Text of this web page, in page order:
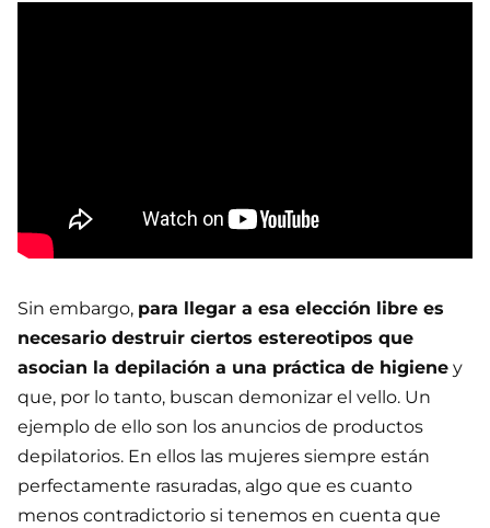
Sin embargo, para llegar a esa elección libre es
necesario destruir ciertos estereotipos que
asocian la depilación a una práctica de higiene y
que, por lo tanto, buscan demonizar el vello. Un
ejemplo de ello son los anuncios de productos
depilatorios. En ellos las mujeres siempre están
perfectamente rasuradas, algo que es cuanto
menos contradictorio si tenemos en cuenta que